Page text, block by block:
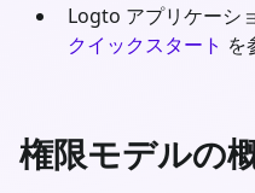
Logto アプリケーシ
クイックスタート を
権限モデルの